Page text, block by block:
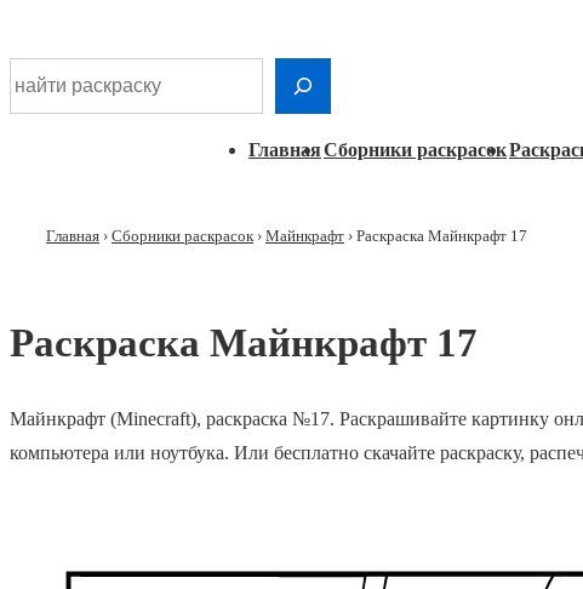
Перейти
к
ГлавнаяСборники раскрасок
Главная › Сборники раскрасок › Майнкрафт › Раскраска Майнкрафт 17
Раскраска Майнкрафт 17
Майнкрафт (Minecraft), раскраска №17. Раскрашивайте картинку
компьютера или ноутбука. Или бесплатно скачайте раскраску,